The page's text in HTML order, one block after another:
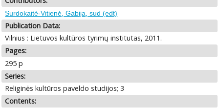
Surdokaitė-Vitienė, Gabija, sud (edt)
Publication Data:
Vilnius : Lietuvos kultūros tyrimų institutas, 2011.
Pages:
295 p
Series:
Religinės kultūros paveldo studijos; 3
Contents: